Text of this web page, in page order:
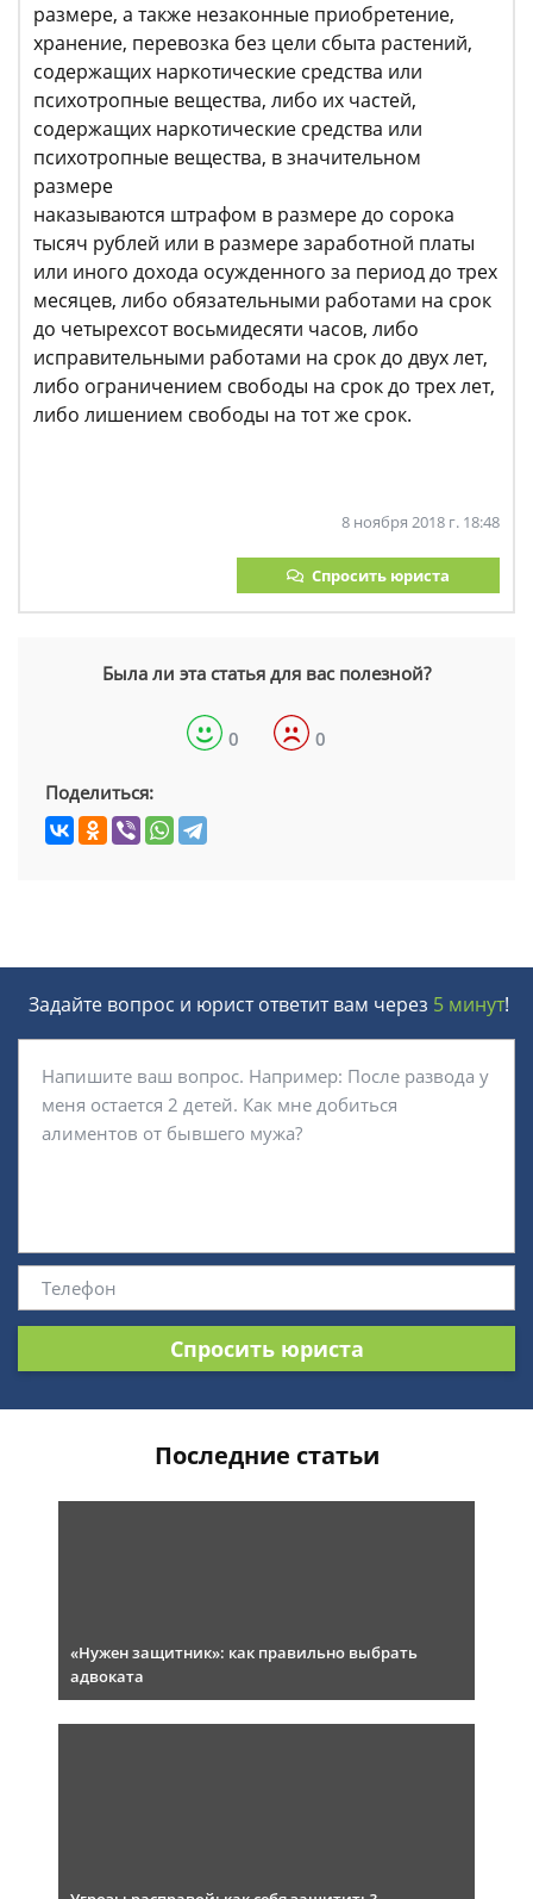
размере, а также незаконные приобретение,
хранение, перевозка без цели сбыта растений,
содержащих наркотические средства или
психотропные вещества, либо их частей,
содержащих наркотические средства или
психотропные вещества, в значительном
размере
наказываются штрафом в размере до сорока
тысяч рублей или в размере заработной платы
или иного дохода осужденного за период до трех
месяцев, либо обязательными работами на срок
до четырехсот восьмидесяти часов, либо
исправительными работами на срок до двух лет,
либо ограничением свободы на срок до трех лет,
либо лишением свободы на тот же срок.
8 ноября 2018 г. 18:48
Спросить юриста
Была ли эта статья для вас полезной?
0 0
Поделиться:
Задайте вопрос и юрист ответит вам через 5 минут!
Спросить юриста
Последние статьи
«Нужен защитник»: как правильно выбрать
адвоката